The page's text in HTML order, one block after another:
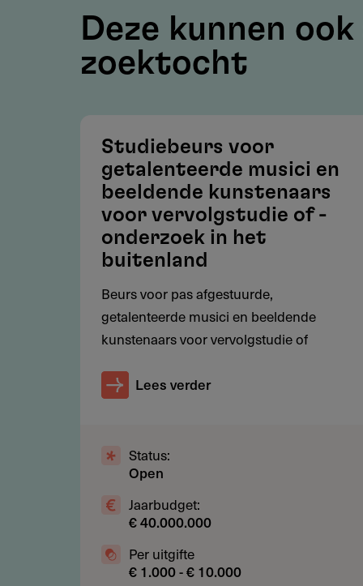
Werkgebied
Arnhem en omstreken
Voorwaarden
Aanvrager mag niet ouder
bijzondere aanvragen)
Subsidie wordt toegekend
Restricties
Alleen individuen komen in
Geen financiering voor
Subsidie
Deze kunnen
zoektocht
Studiebeurs voor
getalenteerde musici en
beeldende kunstenaars
voor vervolgstudie of -
onderzoek in het
buitenland
Beurs voor pas afgestuurde,
getalenteerde musici en beeldende
kunstenaars voor vervolgstudie of
Lees verder
Status:
Open
Jaarbudget:
€ 40.000.000
Per uitgifte
€ 1.000 - € 10.000